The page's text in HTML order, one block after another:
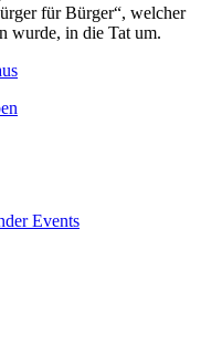
für Bürger“, welcher
wurde, in die Tat um.
Events